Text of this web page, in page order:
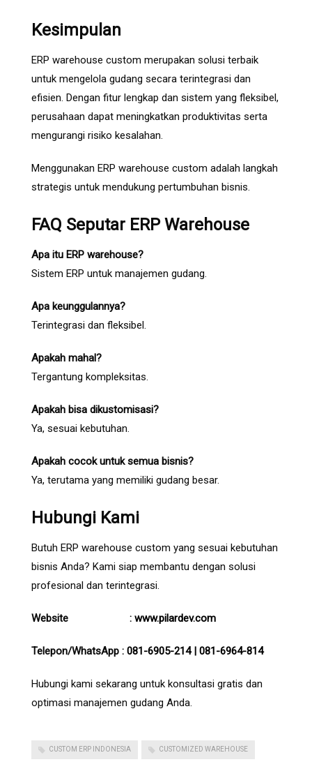
Kesimpulan
ERP warehouse custom merupakan solusi terbaik
untuk mengelola gudang secara terintegrasi dan
efisien. Dengan fitur lengkap dan sistem yang fleksibel,
perusahaan dapat meningkatkan produktivitas serta
mengurangi risiko kesalahan.
Menggunakan ERP warehouse custom adalah langkah
strategis untuk mendukung pertumbuhan bisnis.
FAQ Seputar ERP Warehouse
Apa itu ERP warehouse?
Sistem ERP untuk manajemen gudang.
Apa keunggulannya?
Terintegrasi dan fleksibel.
Apakah mahal?
Tergantung kompleksitas.
Apakah bisa dikustomisasi?
Ya, sesuai kebutuhan.
Apakah cocok untuk semua bisnis?
Ya, terutama yang memiliki gudang besar.
Hubungi Kami
Butuh ERP warehouse custom yang sesuai kebutuhan
bisnis Anda? Kami siap membantu dengan solusi
profesional dan terintegrasi.
Website : www.pilardev.com
Telepon/WhatsApp : 081-6905-214| 081-6964-814
Hubungi kami sekarang untuk konsultasi gratis dan
optimasi manajemen gudang Anda.
CUSTOM ERP INDONESIA CUSTOMIZED WAREHOUSE